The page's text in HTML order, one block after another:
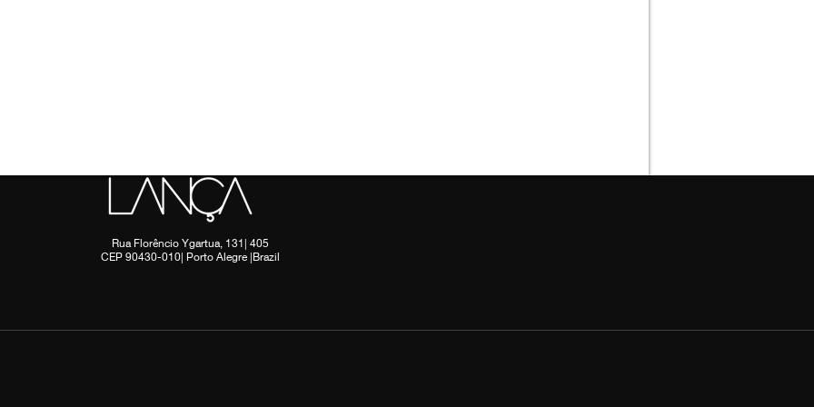
Rua Florêncio Ygartua, 131| 405
CEP 90430-010| Porto Alegre |Brazil